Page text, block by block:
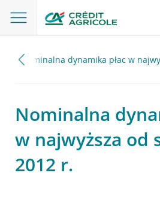
Nominalna dynamika płac w
Nominalna
w najwyższa od
2012 r.